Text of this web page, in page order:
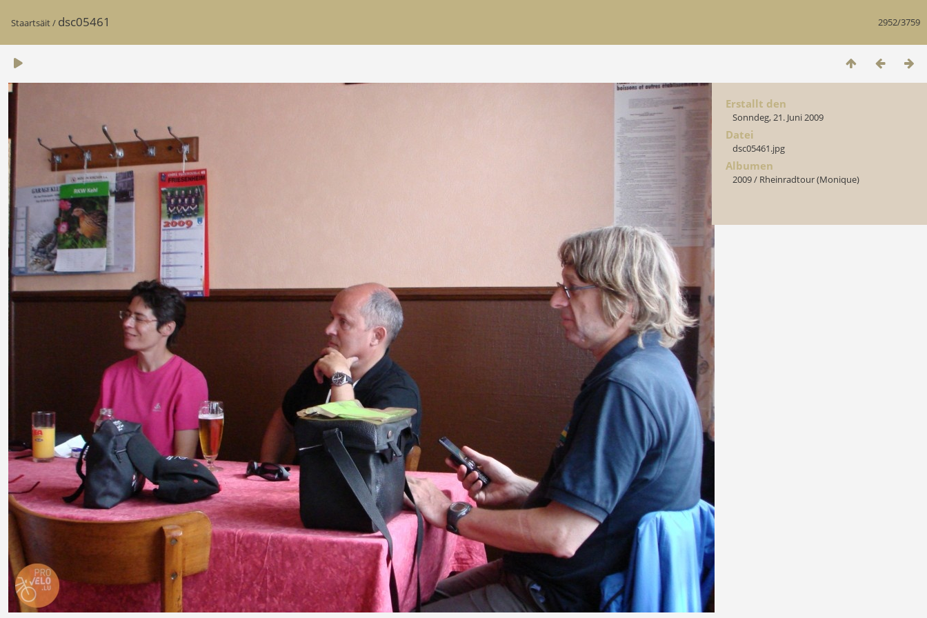
2952/3759
Staartsäit/ dsc05461
Erstallt den
Sonndeg, 21. Juni 2009
Datei
dsc05461.jpg
Albumen
2009/ Rheinradtour (Monique)